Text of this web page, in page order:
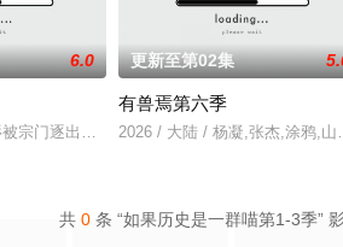
名为“星之队”的小组是特别的存在，但因某
的修行世界，原本以为自己可以从此吃香喝
6.0
宗门逐出，无以为家，机缘巧合，偶得远古真
更新至第02集
有兽焉第六季
2026 / 大陆 / 杨凝,张杰,涂鸦,山
共 0 条 “如果历史是一群喵第1-3季”